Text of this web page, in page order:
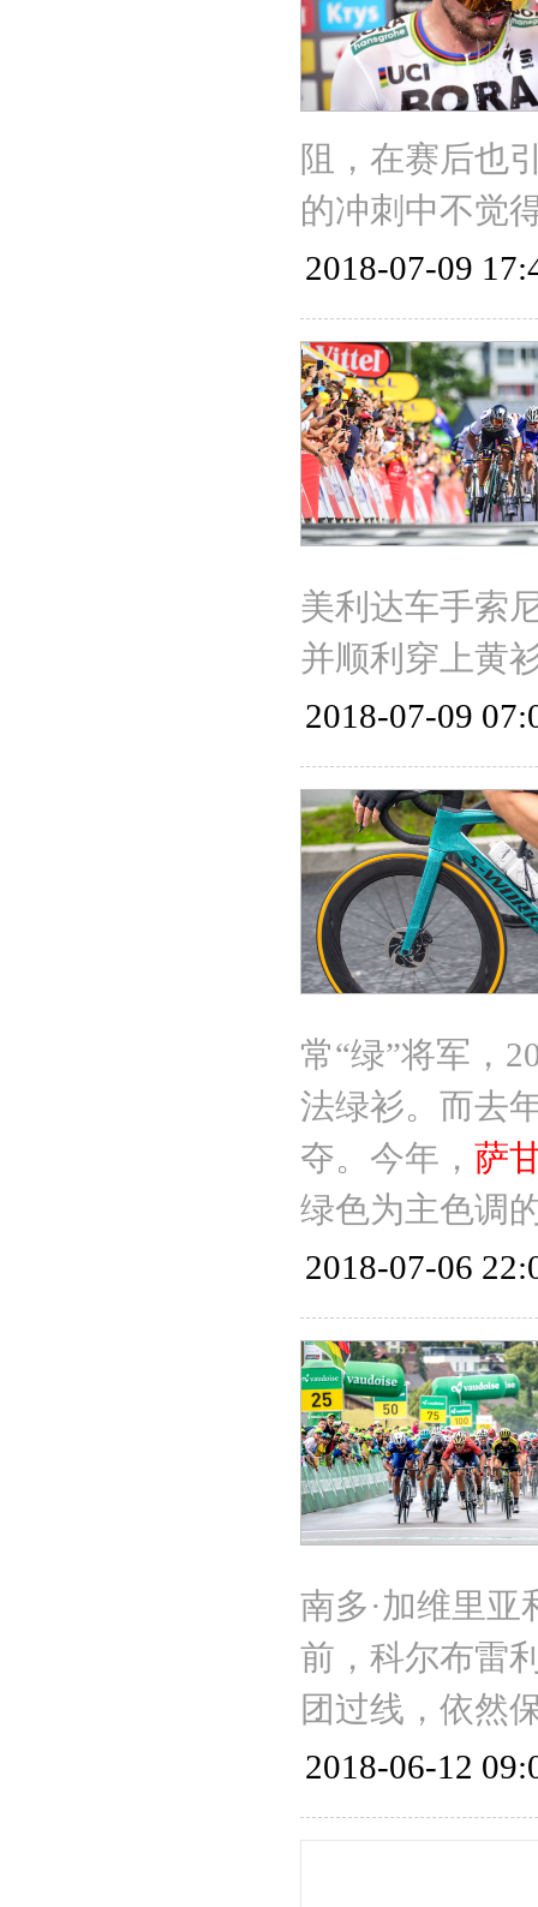
阻，在赛后也
的冲刺中不觉
2018-07-09
美利达车手索
并顺利穿上黄
2018-07-09
常“绿”将军，
法绿衫。而去
夺。今年， 萨
绿色为主色调
2018-07-06
南多·加维里亚
前，科尔布雷
团过线，依然
2018-06-12